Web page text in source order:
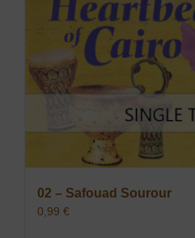
02 – Safouad Sourour
0,99 €